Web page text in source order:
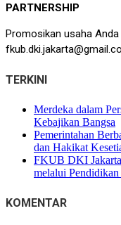
PARTNERSHIP
Promosikan usaha
TERKINI
Merdeka dalam
Kebajikan Bangsa
Pemerintahan
dan Hakikat
FKUB DKI
melalui
KOMENTAR